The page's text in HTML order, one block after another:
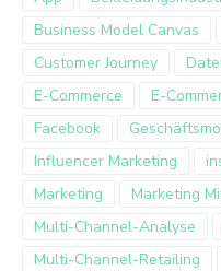
Business Model Canvas
Customer Journey
E-Commerce
E-
Facebook
Influencer Marketing
Marketing
Marketing
Multi-Channel-Analyse
Multi-Channel-Retailing